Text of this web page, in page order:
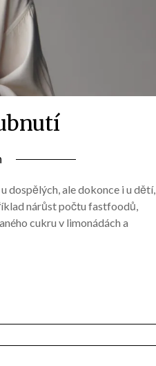
dospělých, ale dokonce i u dětí,
nárůst počtu fastfoodů,
cukru v limonádách a